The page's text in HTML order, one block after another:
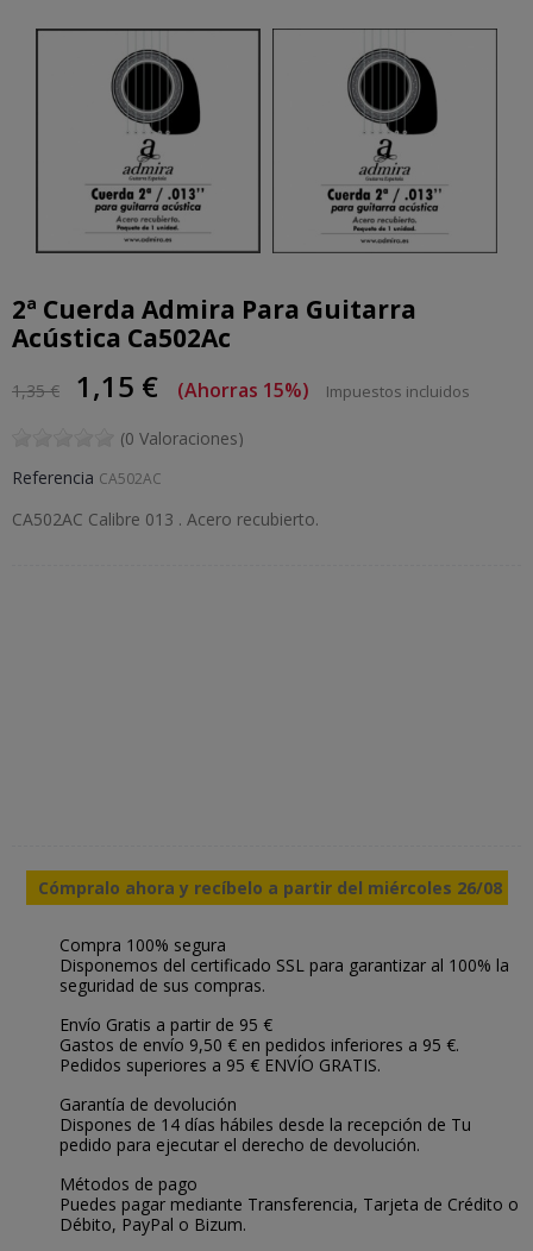
2ª Cuerda Admira Para Guitarra
Acústica Ca502Ac
1,35 € 1,15 € Ahorras 15% Impuestos incluidos
(0 Valoraciones)
Referencia CA502AC
CA502AC Calibre 013 . Acero recubierto.
Cómpralo ahora y recíbelo a partir del miércoles 26/08
Compra 100% segura
Disponemos del certificado SSL para garantizar al 100% la
seguridad de sus compras.
Envío Gratis a partir de 95 €
Gastos de envío 9,50 € en pedidos inferiores a 95 €.
Pedidos superiores a 95 € ENVÍO GRATIS.
Garantía de devolución
Dispones de 14 días hábiles desde la recepción de Tu
pedido para ejecutar el derecho de devolución.
Métodos de pago
Puedes pagar mediante Transferencia, Tarjeta de Crédito o
Débito, PayPal o Bizum.